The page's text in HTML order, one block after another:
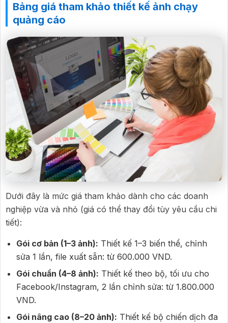
Bảng giá tham khảo thiết kế ảnh chạy
quảng cáo
Dưới đây là mức giá tham khảo dành cho các doanh
nghiệp vừa và nhỏ (giá có thể thay đổi tùy yêu cầu chi
tiết):
Gói cơ bản (1–3 ảnh): Thiết kế 1–3 biến thể, chỉnh
sửa 1 lần, file xuất sẵn: từ 600.000 VND.
Gói chuẩn (4–8 ảnh): Thiết kế theo bộ, tối ưu cho
Facebook/Instagram, 2 lần chỉnh sửa: từ 1.800.000
VND.
Gói nâng cao (8–20 ảnh): Thiết kế bộ chiến dịch đa